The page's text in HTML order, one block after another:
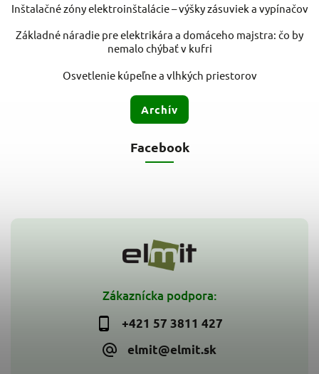
Zákaznícka podpora:
+421 57 3811 427
elmit@elmit.sk
Inštalačné zóny elektroinštalácie – výšky zásuviek a vypínačov
Základné náradie pre elektrikára a domáceho majstra: čo by
nemalo chýbať v kufri
Osvetlenie kúpeľne a vlhkých priestorov
Archív
Facebook